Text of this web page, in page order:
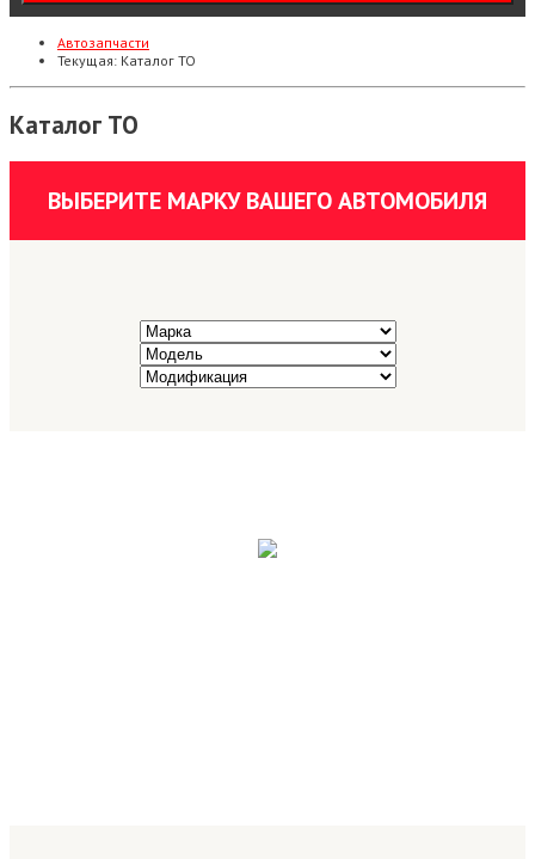
Автозапчасти
Текущая: Каталог ТО
Каталог ТО
ВЫБЕРИТЕ МАРКУ ВАШЕГО АВТОМОБИЛЯ